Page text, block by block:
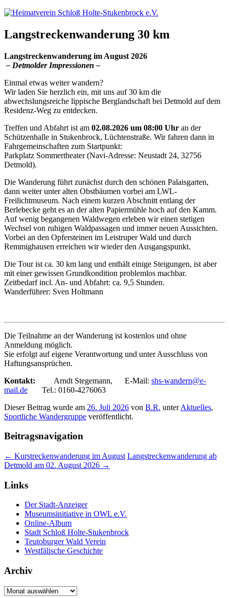
Langstreckenwanderung 30 km
Langstreckenwanderung im August 2026
– Detmolder Impressionen –
Einmal etwas weiter wandern?
Wir laden Sie herzlich ein, mit uns auf 30 km die
abwechslungsreiche lippische Berglandschaft bei Detmold auf dem
Residenz-Weg zu entdecken.
Treffen und Abfahrt ist am 02.08.2026 um 08:00 Uhr an der
Schützenhalle in Stukenbrock, Lüchtenstraße. Wir fahren dann in
Fahrgemeinschaften zum Startpunkt:
Parkplatz Sommertheater (Navi-Adresse: Neustadt 24, 32756
Detmold).
Die Wanderung führt zunächst durch den schönen Palaisgarten,
dann weiter unter alten Obstbäumen vorbei am LWL-
Freilichtmuseum. Nach einem kurzen Abschnitt entlang der
Berlebecke geht es an der alten Papiermühle hoch auf den Kamm.
Auf wenig begangenen Waldwegen erleben wir einen stetigen
Wechsel von ruhigen Waldpassagen und immer neuen Aussichten.
Vorbei an den Opfersteinen im Leistruper Wald und durch
Remmighausen erreichen wir wieder den Ausgangspunkt.
Die Tour ist ca. 30 km lang und enthält einige Steigungen, ist aber
mit einer gewissen Grundkondition problemlos machbar.
Zeitbedarf incl. An- und Abfahrt: ca. 9,5 Stunden.
Wanderführer: Sven Holtmann
Die Teilnahme an der Wanderung ist kostenlos und ohne
Anmeldung möglich.
Sie erfolgt auf eigene Verantwortung und unter Ausschluss von
Haftungsansprüchen.
Kontakt: Arndt Stegemann, E-Mail: shs-wandern@e-
mail.de Tel.: 0160-4276063
Dieser Beitrag wurde am 26. Juli 2026 von B.R. unterAktuelles,
Sportliche Wandergruppe veröffentlicht.
Beitragsnavigation
← Kurstreckenwanderung im August Langstreckenwanderung ab
Detmold am 02. August 2026 →
Links
Der Stadt-Anzeiger
Museumsinitiative in OWL e.V.
Online-Album
Stadt Schloß Holte-Stukenbrock
Teutoburger Wald Verein
Westfälische Geschichte
Archiv
Archiv